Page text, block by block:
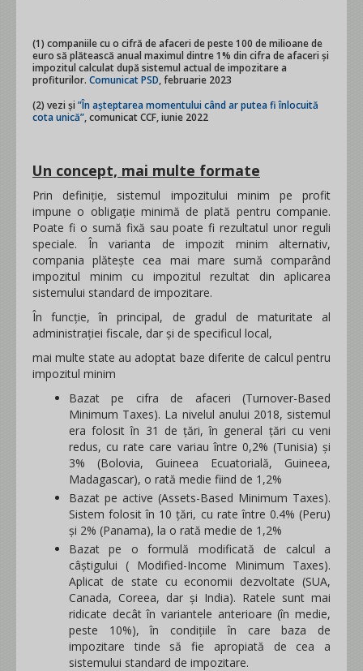
(1) companiile cu o cifră de afaceri de peste 100 de milioane de
euro să plătească anual maximul dintre 1% din cifra de afaceri și
impozitul calculat după sistemul actual de impozitare a
profiturilor. Comunicat PSD , februarie 2023
(2) vezi și ”În așteptarea momentului când ar putea fi înlocuită
cota unică” , comunicat CCF, iunie 2022
Un concept, mai multe formate
Prin definiție, sistemul impozitului minim pe profit
impune o obligație minimă de plată pentru companie.
Poate fi o sumă fixă sau poate fi rezultatul unor reguli
speciale. În varianta de impozit minim alternativ,
compania plătește cea mai mare sumă comparând
impozitul minim cu impozitul rezultat din aplicarea
sistemului standard de impozitare.
În funcție, în principal, de gradul de maturitate al
administrației fiscale, dar și de specificul local,
mai multe state au adoptat baze diferite de calcul pentru
impozitul minim
Bazat pe cifra de afaceri (Turnover-Based
Minimum Taxes). La nivelul anului 2018, sistemul
era folosit în 31 de țări, în general țări cu veni
redus, cu rate care variau între 0,2% (Tunisia) și
3% (Bolovia, Guineea Ecuatorială, Guineea,
Madagascar), o rată medie fiind de 1,2%
Bazat pe active (Assets-Based Minimum Taxes).
Sistem folosit în 10 țări, cu rate între 0.4% (Peru)
și 2% (Panama), la o rată medie de 1,2%
Bazat pe o formulă modificată de calcul a
câștigului ( Modified-Income Minimum Taxes).
Aplicat de state cu economii dezvoltate (SUA,
Canada, Coreea, dar și India). Ratele sunt mai
ridicate decât în variantele anterioare (în medie,
peste 10%), în condițiile în care baza de
impozitare tinde să fie apropiată de cea a
sistemului standard de impozitare.